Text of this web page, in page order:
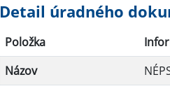
Filtrovať
Detail úradného
Položka
Názov